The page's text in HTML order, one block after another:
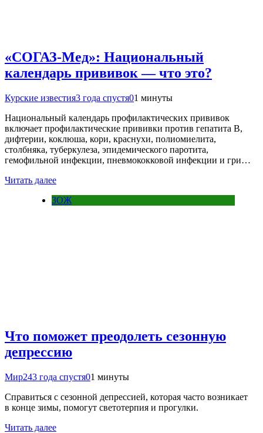
«СОГАЗ-Мед»: Национальный
календарь прививок — что это?
Курские известия3 года спустя01 минуты
Национальный календарь профилактических прививок
включает профилактические прививки против гепатита В,
дифтерии, коклюша, кори, краснухи, полиомиелита,
столбняка, туберкулеза, эпидемического паротита,
гемофильной инфекции, пневмококковой инфекции и гри…
Читать далее
ЗОЖ
Что поможет преодолеть сезонную
депрессию
Мир243 года спустя01 минуты
Справиться с сезонной депрессией, которая часто возникает
в конце зимы, помогут светотерпия и прогулки.
Читать далее